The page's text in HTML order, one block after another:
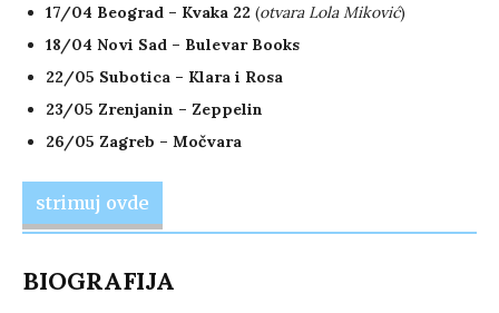
17/04 Beograd – Kvaka 22 (otvara Lola Miković)
18/04 Novi Sad – Bulevar Books
22/05 Subotica – Klara i Rosa
23/05 Zrenjanin – Zeppelin
26/05 Zagreb – Močvara
strimuj ovde
BIOGRAFIJA